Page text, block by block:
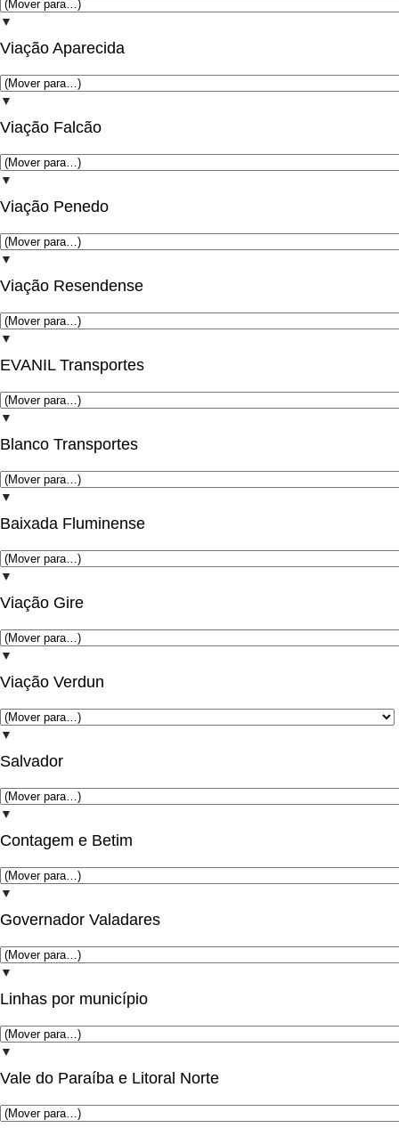
▼
Viação Aparecida
▼
Viação Falcão
▼
Viação Penedo
▼
Viação Resendense
▼
EVANIL Transportes
▼
Blanco Transportes
▼
Baixada Fluminense
▼
Viação Gire
▼
Viação Verdun
▼
Salvador
▼
Contagem e Betim
▼
Governador Valadares
▼
Linhas por município
▼
Vale do Paraíba e Litoral Norte